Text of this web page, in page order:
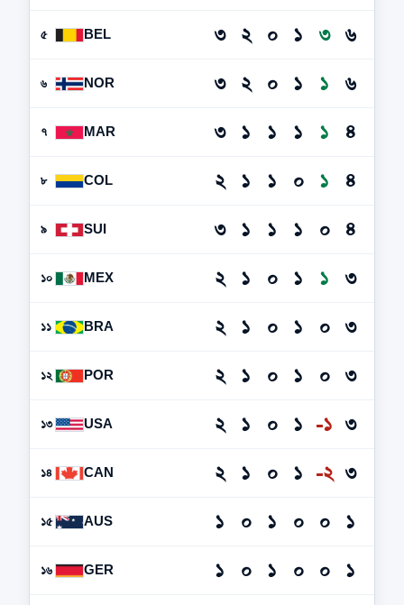
৫ BEL ৩ ২ ০ ১ ৩ ৬
৬ NOR ৩ ২ ০ ১ ১ ৬
৭ MAR ৩ ১ ১ ১ ১ ৪
৮ COL ২ ১ ১ ০ ১ ৪
৯ SUI ৩ ১ ১ ১ ০ ৪
১০ MEX ২ ১ ০ ১ ১ ৩
১১ BRA ২ ১ ০ ১ ০ ৩
১২ POR ২ ১ ০ ১ ০ ৩
১৩ USA ২ ১ ০ ১ -১ ৩
১৪ CAN ২ ১ ০ ১ -২ ৩
১৫ AUS ১ ০ ১ ০ ০ ১
১৬ GER ১ ০ ১ ০ ০ ১